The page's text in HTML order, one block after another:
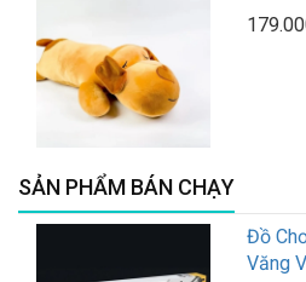
SẢN PHẨM BÁN CHẠY
Đồ
Văng